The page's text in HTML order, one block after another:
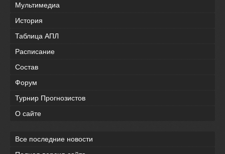
Мультимедиа
История
Таблица АПЛ
Расписание
Состав
Форум
Турнир Прогнозистов
О сайте
Все последние новости